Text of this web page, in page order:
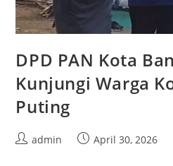
DPD PAN Kota
Kunjungi Warga
Puting
Postadmin
PostApril 30, 2026